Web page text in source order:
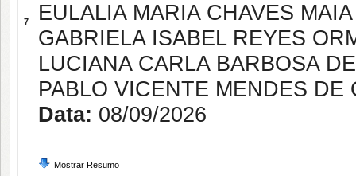
7
EULALIA MARIA CHAVES MAIA
GABRIELA ISABEL REYES
LUCIANA CARLA BARBOSA
PABLO VICENTE MENDES DE
Data: 08/09/2026
Mostrar Resumo